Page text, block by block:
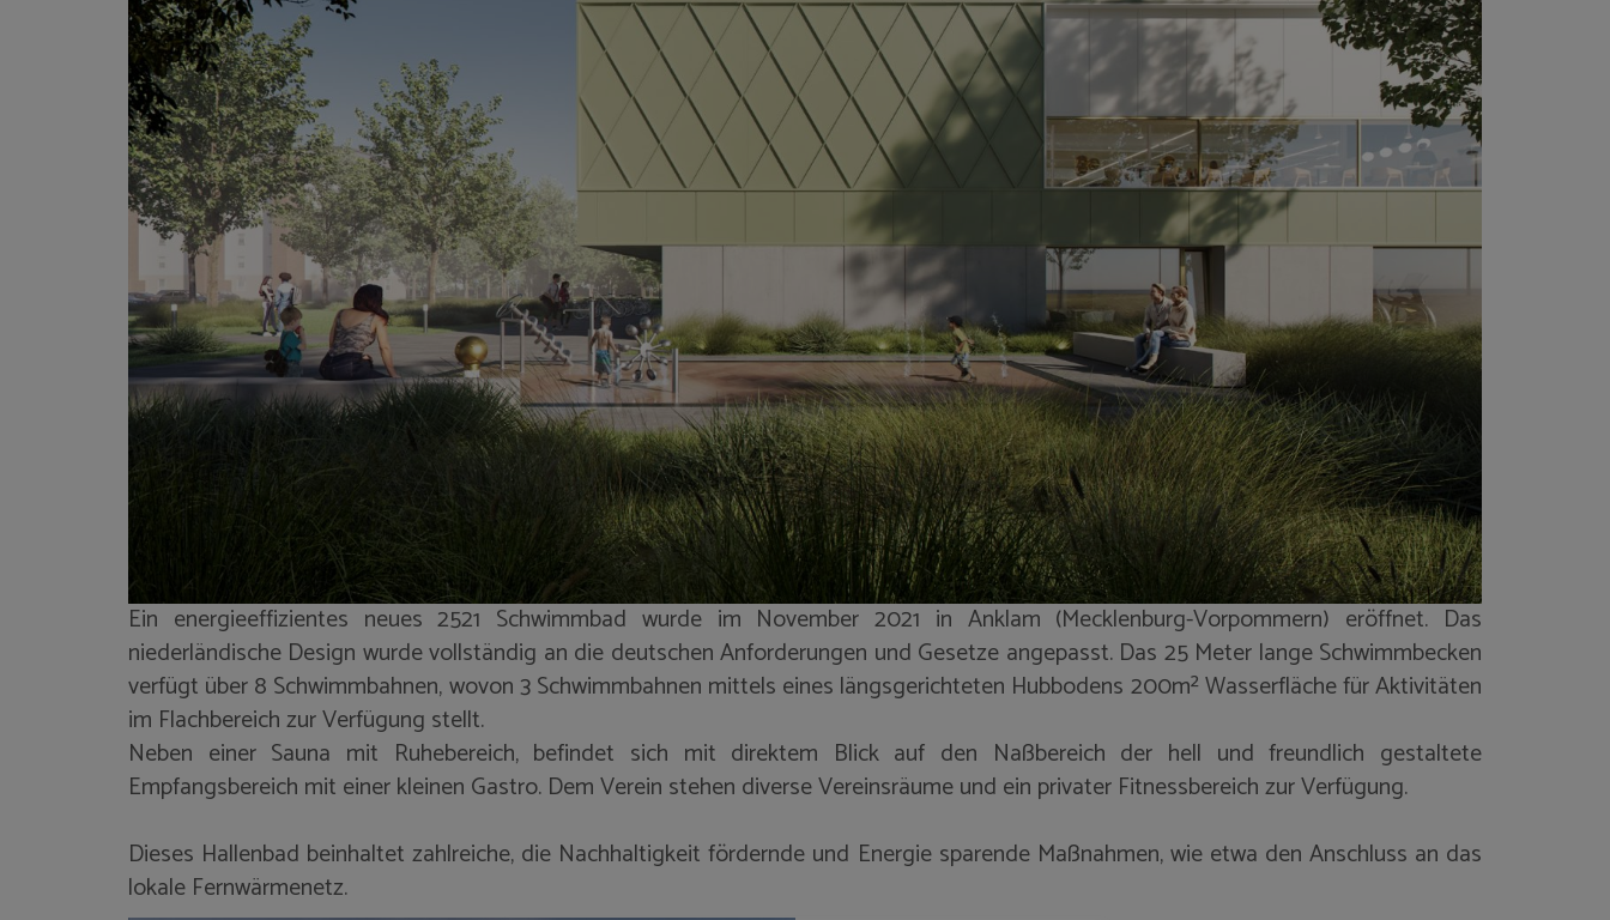
Ein energieeffizientes neues 2521 Schwimmbad wurde im November 2021 in Anklam (Mecklenburg-Vorpommern) eröffnet. Das
niederländische Design wurde vollständig an die deutschen Anforderungen und Gesetze angepasst. Das 25 Meter lange Schwimmbecken
verfügt über 8 Schwimmbahnen, wovon 3 Schwimmbahnen mittels eines längsgerichteten Hubbodens 200m² Wasserfläche für Aktivitäten
im Flachbereich zur Verfügung stellt.
Neben einer Sauna mit Ruhebereich, befindet sich mit direktem Blick auf den Naßbereich der hell und freundlich gestaltete
Empfangsbereich mit einer kleinen Gastro. Dem Verein stehen diverse Vereinsräume und ein privater Fitnessbereich zur Verfügung.
Dieses Hallenbad beinhaltet zahlreiche, die Nachhaltigkeit fördernde und Energie sparende Maßnahmen, wie etwa den Anschluss an das
lokale Fernwärmenetz.